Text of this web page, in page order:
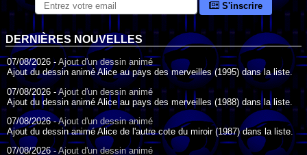
S'inscrire
DERNIÈRES NOUVELLES
07/08/2026 - Ajout d'un dessin animé
Ajout du dessin animé Alice au pays des merveilles (1995) dans la liste.
07/08/2026 -Ajout d'un dessin animé
Ajout du dessin animé Alice au pays des merveilles (1988) dans la liste.
07/08/2026 -Ajout d'un dessin animé
Ajout du dessin animé Alice de l'autre cote du miroir (1987) dans la liste.
07/08/2026 -Ajout d'un dessin animé